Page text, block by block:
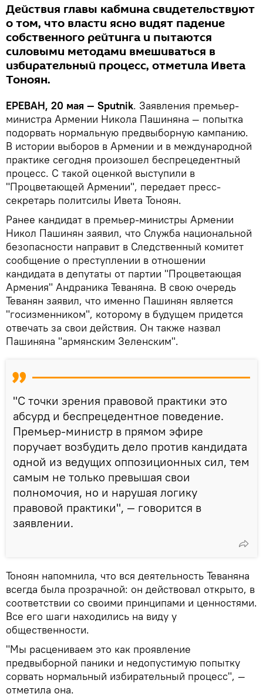
Действия главы кабмина свидетельствуют
о том, что власти ясно видят падение
собственного рейтинга и пытаются
силовыми методами вмешиваться в
избирательный процесс, отметила Ивета
Тоноян.
ЕРЕВАН, 20 мая — Sputnik. Заявления премьер-
министра Армении Никола Пашиняна — попытка
подорвать нормальную предвыборную кампанию.
В истории выборов в Армении и в международной
практике сегодня произошел беспрецедентный
процесс. С такой оценкой выступили в
"Процветающей Армении", передает пресс-
секретарь политсилы Ивета Тоноян.
Ранее кандидат в премьер-министры Армении
Никол Пашинян заявил, что Служба национальной
безопасности направит в Следственный комитет
сообщение о преступлении в отношении
кандидата в депутаты от партии "Процветающая
Армения" Андраника Теваняна. В свою очередь
Теванян заявил, что именно Пашинян является
"госизменником", которому в будущем придется
отвечать за свои действия. Он также назвал
Пашиняна "армянским Зеленским".
"С точки зрения правовой практики это
абсурд и беспрецедентное поведение.
Премьер-министр в прямом эфире
поручает возбудить дело против кандидата
одной из ведущих оппозиционных сил, тем
самым не только превышая свои
полномочия, но и нарушая логику
правовой практики", — говорится в
заявлении.
Тоноян напомнила, что вся деятельность Теваняна
всегда была прозрачной: он действовал открыто, в
соответствии со своими принципами и ценностями.
Все его шаги находились на виду у
общественности.
"Мы расцениваем это как проявление
предвыборной паники и недопустимую попытку
сорвать нормальный избирательный процесс", —
отметила она.